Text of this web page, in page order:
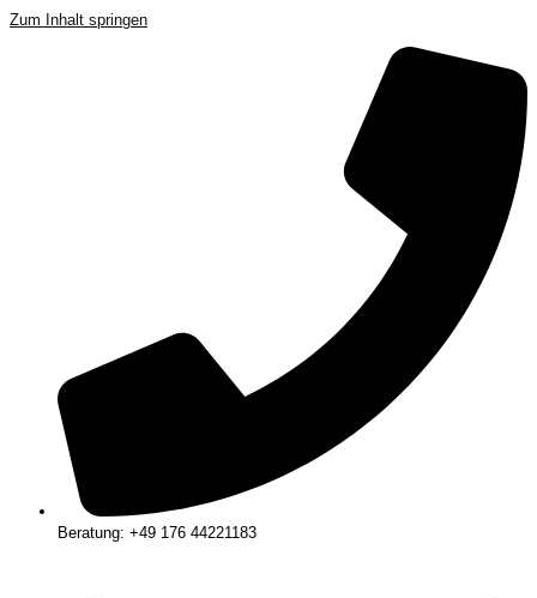
Zum Inhalt springen
Beratung: +49 176 44221183